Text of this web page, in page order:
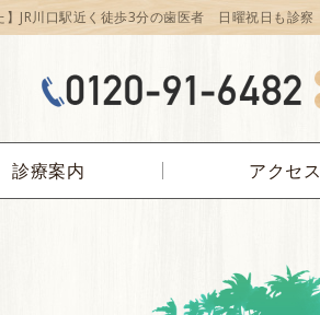
】JR川口駅近く徒歩3分の歯医者 日曜祝日も診察
診療案内 アクセス